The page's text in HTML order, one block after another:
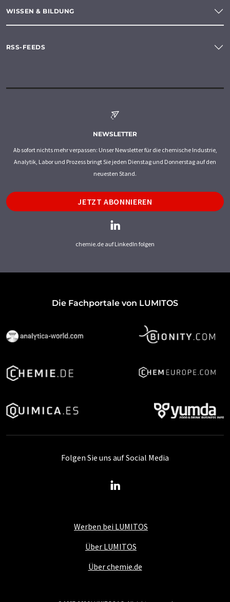
WISSEN & BILDUNG
RSS-FEEDS
NEWSLETTER
Ab sofort nichts mehr verpassen: Unser Newsletter für die chemische Industrie,
Analytik, Labor und Prozess bringt Sie jeden Dienstag und Donnerstag auf den
neuesten Stand.
JETZT ABONNIEREN
chemie.de auf LinkedIn folgen
Die Fachportale von LUMITOS
Werben bei LUMITOS
Über LUMITOS
Über chemie.de
Folgen Sie uns auf Social Media